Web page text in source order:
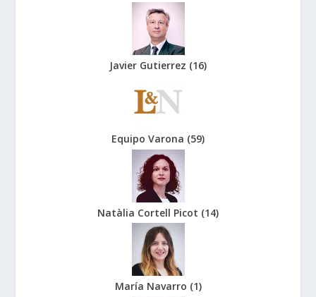
Javier Gutierrez (16)
Equipo Varona (59)
Natàlia Cortell Picot (14)
María Navarro (1)